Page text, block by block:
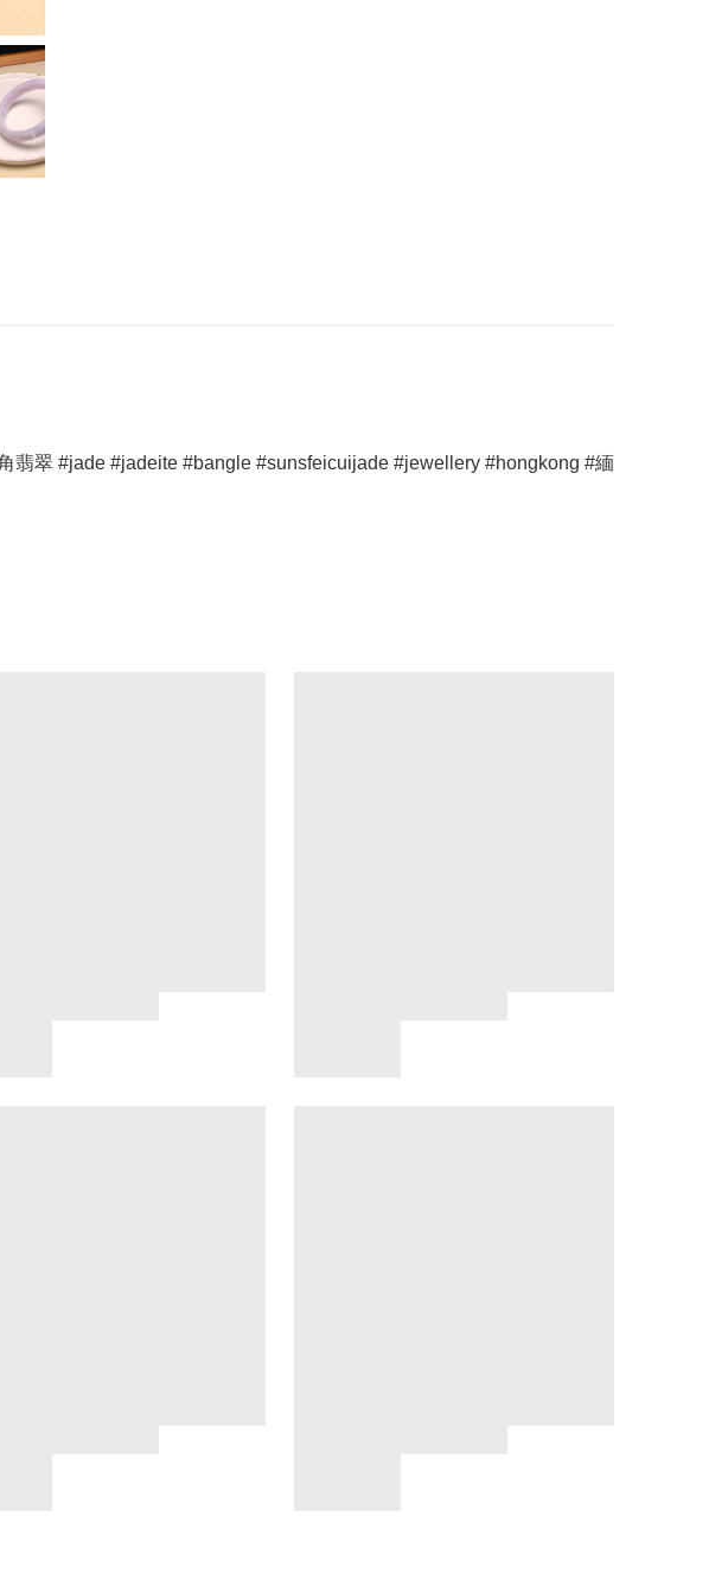
翡翠 #jade #jadeite #bangle #sunsfeicuijade #jewellery #hongkong #緬